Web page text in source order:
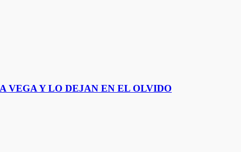
VEGA Y LO DEJAN EN EL OLVIDO